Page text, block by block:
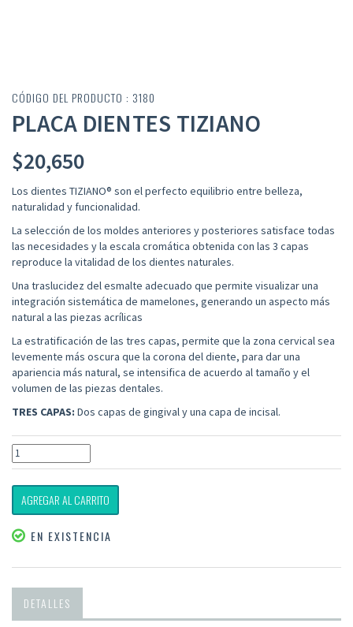
CÓDIGO DEL PRODUCTO : 3180
PLACA DIENTES TIZIANO
$20,650
Los dientes TIZIANO® son el perfecto equilibrio entre belleza,
naturalidad y funcionalidad.
La selección de los moldes anteriores y posteriores satisface todas
las necesidades y la escala cromática obtenida con las 3 capas
reproduce la vitalidad de los dientes naturales.
Una traslucidez del esmalte adecuado que permite visualizar una
integración sistemática de mamelones, generando un aspecto más
natural a las piezas acrílicas
La estratificación de las tres capas, permite que la zona cervical sea
levemente más oscura que la corona del diente, para dar una
apariencia más natural, se intensifica de acuerdo al tamaño y el
volumen de las piezas dentales.
TRES CAPAS: Dos capas de gingival y una capa de incisal.
AGREGAR AL CARRITO
EN EXISTENCIA
DETALLES